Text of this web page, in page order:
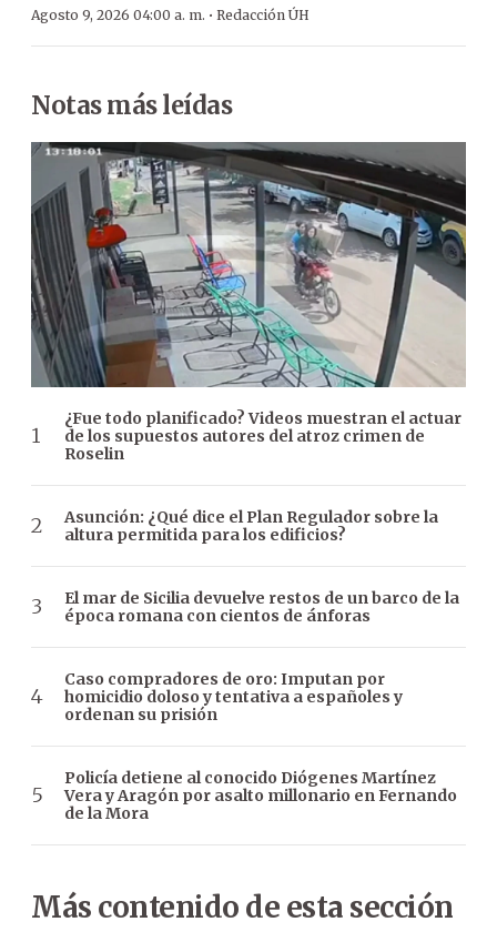
Agosto 9, 2026 04:00 a. m. · Redacción ÚH
Notas más leídas
¿Fue todo planificado? Videos muestran el actuar
de los supuestos autores del atroz crimen de
Roselin
Asunción: ¿Qué dice el Plan Regulador sobre la
altura permitida para los edificios?
El mar de Sicilia devuelve restos de un barco de la
época romana con cientos de ánforas
Caso compradores de oro: Imputan por
homicidio doloso y tentativa a españoles y
ordenan su prisión
Policía detiene al conocido Diógenes Martínez
Vera y Aragón por asalto millonario en Fernando
de la Mora
Más contenido de esta sección